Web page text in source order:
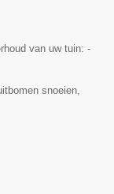
van uw tuin: -
snoeien,